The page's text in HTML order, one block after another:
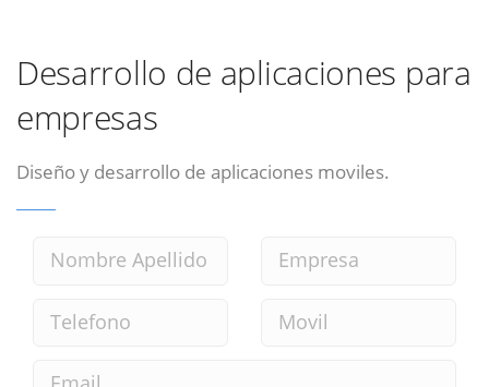
Desarrollo de aplicaciones para
empresas
Diseño y desarrollo de aplicaciones moviles.